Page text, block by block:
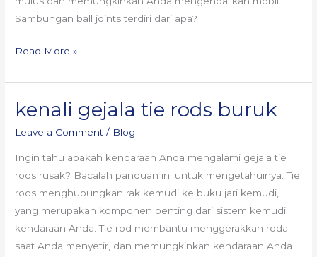
Sambungan ball joints terdiri dari apa?
Read More »
kenali gejala tie rods buruk
Leave a Comment / Blog
Ingin tahu apakah kendaraan Anda mengalami gejala tie
rods rusak? Bacalah panduan ini untuk mengetahuinya. Tie
rods menghubungkan rak kemudi ke buku jari kemudi,
yang merupakan komponen penting dari sistem kemudi
kendaraan Anda. Tie rod membantu menggerakkan roda
saat Anda menyetir, dan memungkinkan kendaraan Anda
kenali
rods
buruk